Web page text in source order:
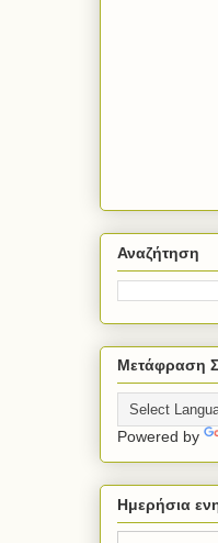
Αναζήτηση
Μετάφραση
Powered by
Ημερήσια